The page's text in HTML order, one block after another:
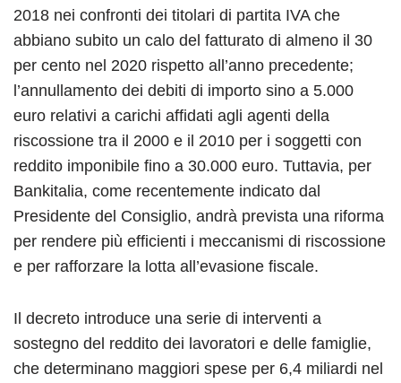
2018 nei confronti dei titolari di partita IVA che
abbiano subito un calo del fatturato di almeno il 30
per cento nel 2020 rispetto all’anno precedente;
l’annullamento dei debiti di importo sino a 5.000
euro relativi a carichi affidati agli agenti della
riscossione tra il 2000 e il 2010 per i soggetti con
reddito imponibile fino a 30.000 euro. Tuttavia, per
Bankitalia, come recentemente indicato dal
Presidente del Consiglio, andrà prevista una riforma
per rendere più efficienti i meccanismi di riscossione
e per rafforzare la lotta all’evasione fiscale.
Il decreto introduce una serie di interventi a
sostegno del reddito dei lavoratori e delle famiglie,
che determinano maggiori spese per 6,4 miliardi nel